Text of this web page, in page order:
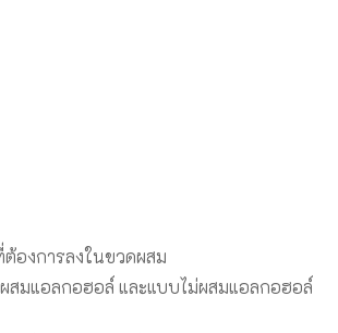
องการลงในขวดผสม
สมแอลกอฮอล์ และแบบไม่ผสมแอลกอฮอล์